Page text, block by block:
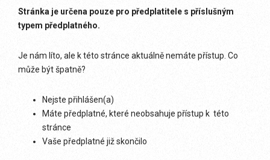
Stránka je určena pouze pro předplatitele s příslušným
typem předplatného.
Je nám líto, ale k této stránce aktuálně nemáte přístup. Co
může být špatně?
Nejste přihlášen(a)
Máte předplatné, které neobsahuje přístup k této
stránce
Vaše předplatné již skončilo